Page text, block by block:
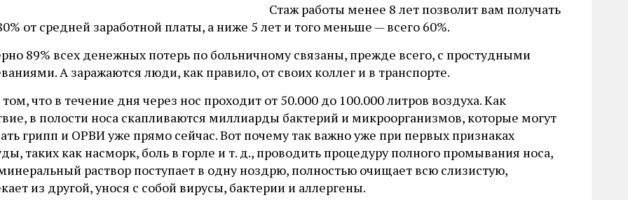
Стаж работы менее 8 лет позволит вам получать
от средней заработной платы, а ниже 5 лет и того меньше — всего 60%.
89% всех денежных потерь по больничному связаны, прежде всего, с простудными
А заражаются люди, как правило, от своих коллег и в транспорте.
что в течение дня через нос проходит от 50.000 до 100.000 литров воздуха. Как
в полости носа скапливаются миллиарды бактерий и микроорганизмов, которые могут
грипп и ОРВИ уже прямо сейчас. Вот почему так важно уже при первых признаках
таких как насморк, боль в горле и т. д., проводить процедуру полного промывания носа,
раствор поступает в одну ноздрю, полностью очищает всю слизистую,
из другой, унося с собой вирусы, бактерии и аллергены.